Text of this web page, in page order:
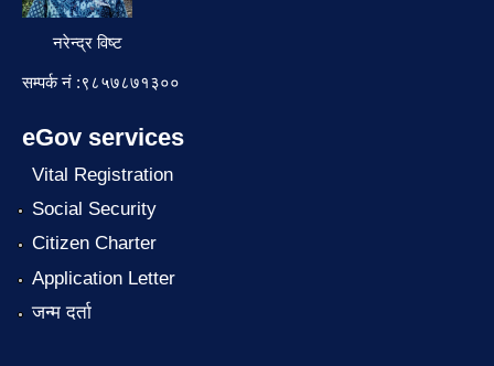
नरेन्द्र विष्ट
सम्पर्क नं :९८५७८७१३००
eGov services
Vital Registration
Social Security
Citizen Charter
Application Letter
जन्म दर्ता